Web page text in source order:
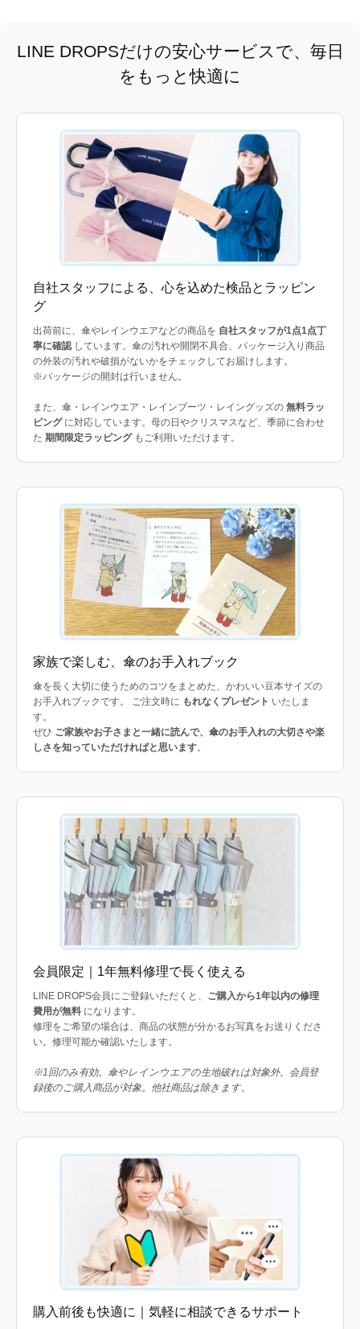
LINE DROPSだけの安心サービスで、毎日
をもっと快適に
自社スタッフによる、心を込めた検品とラッピン
グ
出荷前に、傘やレインウエアなどの商品を 自社スタッフが1点1点丁
寧に確認しています。傘の汚れや開閉不具合、パッケージ入り商品
の外装の汚れや破損がないかをチェックしてお届けします。
※パッケージの開封は行いません。
また、傘・レインウエア・レインブーツ・レイングッズの 無料ラッ
ピングに対応しています。母の日やクリスマスなど、季節に合わせ
た 期間限定ラッピングもご利用いただけます。
家族で楽しむ、傘のお手入れブック
傘を長く大切に使うためのコツをまとめた、かわいい豆本サイズの
お手入れブックです。 ご注文時に もれなくプレゼント いたしま
す。
ぜひ ご家族やお子さまと一緒に読んで、傘のお手入れの大切さや楽
しさを知っていただければと思います。
会員限定｜1年無料修理で長く使える
LINE DROPS会員にご登録いただくと、 ご購入から1年以内の修理
費用が無料 になります。
修理をご希望の場合は、商品の状態が分かるお写真をお送りくださ
い。修理可能か確認いたします。
※1回のみ有効。傘やレインウエアの生地破れは対象外。会員登
録後のご購入商品が対象。他社商品は除きます。
購入前後も快適に｜気軽に相談できるサポート